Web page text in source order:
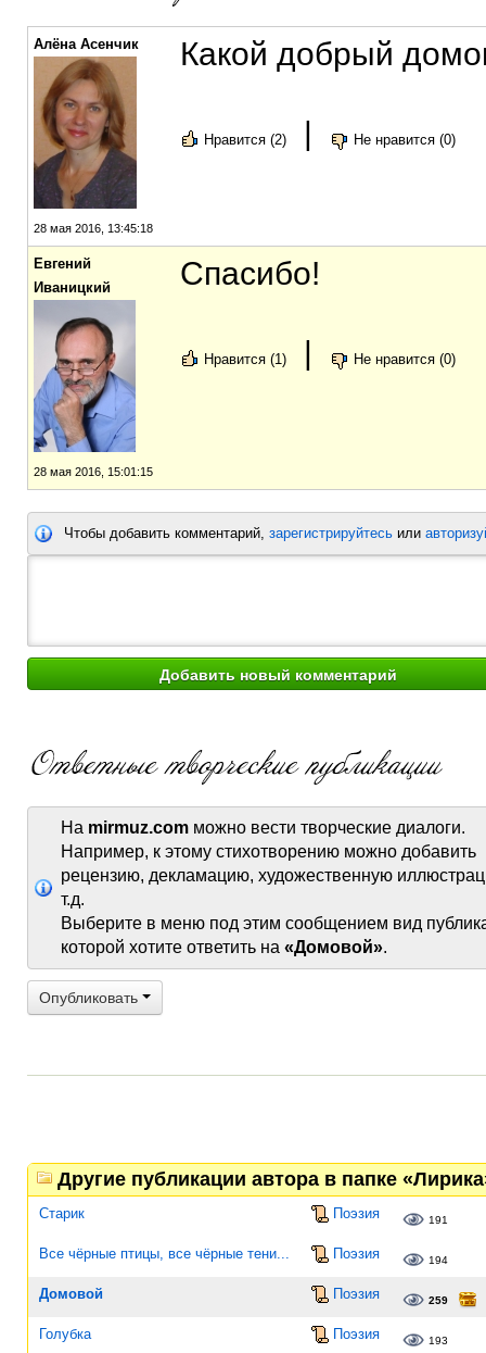
Алёна Асенчик
28 мая 2016, 13:45:18
Какой добрый
Нравится (2) | Не нравится (0)
Евгений
Иваницкий
28 мая 2016, 15:01:15
Спасибо!
Нравится (1) | Не нравится (0)
Чтобы добавить комментарий, зарегистрируйтесь или
На mirmuz.com можно вести творческие диалоги.
Например, к этому стихотворению можно добавить
рецензию, декламацию, художественную
т.д.
Выберите в меню под этим сообщением вид
которой хотите ответить на «Домовой».
Опубликовать
Другие публикации автора в папке
Старик Поэзия 191
Все чёрные птицы, все чёрные тени... Поэзия 194
Домовой Поэзия 259
Голубка Поэзия 193